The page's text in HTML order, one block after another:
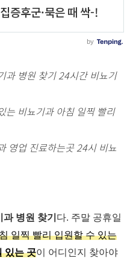
과 병원 찾기 24시간 비뇨기
는 비뇨기과 아침 일찍 빨리
영업 진료하는곳 24시 비뇨
병원 찾기 다. 주말 공휴일
일찍 빨리 입원할 수 있는
있는 곳이 어디인지 찾아야